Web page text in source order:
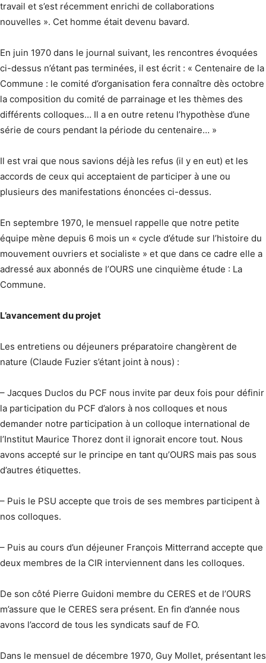
travail et s’est récemment enrichi de collaborations
nouvelles ». Cet homme était devenu bavard.
En juin 1970 dans le journal suivant, les rencontres évoquées
ci-dessus n’étant pas terminées, il est écrit : « Centenaire de la
Commune : le comité d’organisation fera connaître dès octobre
la composition du comité de parrainage et les thèmes des
différents colloques… Il a en outre retenu l’hypothèse d’une
série de cours pendant la période du centenaire… »
Il est vrai que nous savions déjà les refus (il y en eut) et les
accords de ceux qui acceptaient de participer à une ou
plusieurs des manifestations énoncées ci-dessus.
En septembre 1970, le mensuel rappelle que notre petite
équipe mène depuis 6 mois un « cycle d’étude sur l’histoire du
mouvement ouvriers et socialiste » et que dans ce cadre elle a
adressé aux abonnés de l’OURS une cinquième étude : La
Commune.
L’avancement du projet
Les entretiens ou déjeuners préparatoire changèrent de
nature (Claude Fuzier s’étant joint à nous) :
– Jacques Duclos du PCF nous invite par deux fois pour définir
la participation du PCF d’alors à nos colloques et nous
demander notre participation à un colloque international de
l’Institut Maurice Thorez dont il ignorait encore tout. Nous
avons accepté sur le principe en tant qu’OURS mais pas sous
d’autres étiquettes.
– Puis le PSU accepte que trois de ses membres participent à
nos colloques.
– Puis au cours d’un déjeuner François Mitterrand accepte que
deux membres de la CIR interviennent dans les colloques.
De son côté Pierre Guidoni membre du CERES et de l’OURS
m’assure que le CERES sera présent. En fin d’année nous
avons l’accord de tous les syndicats sauf de FO.
Dans le mensuel de décembre 1970, Guy Mollet, présentant les